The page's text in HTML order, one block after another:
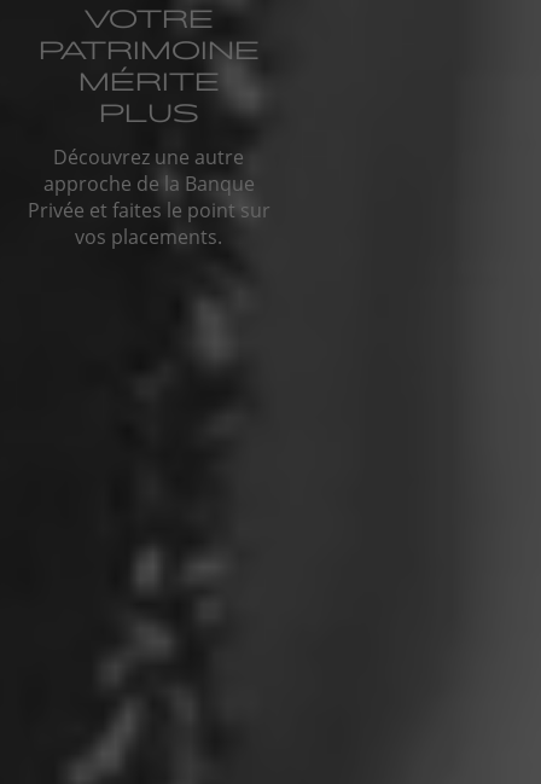
VOTRE
PATRIMOINE
MÉRITE
PLUS
Découvrez une autre
approche de la Banque
Privée et faites le point sur
vos placements.